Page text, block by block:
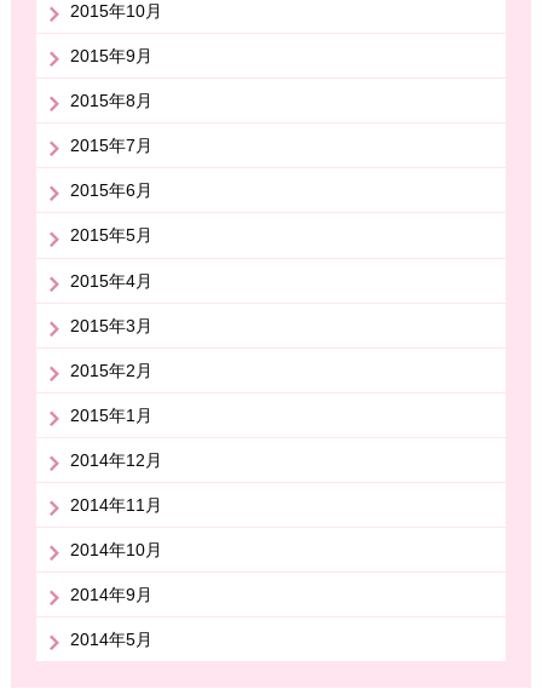
2015年10月
2015年9月
2015年8月
2015年7月
2015年6月
2015年5月
2015年4月
2015年3月
2015年2月
2015年1月
2014年12月
2014年11月
2014年10月
2014年9月
2014年5月